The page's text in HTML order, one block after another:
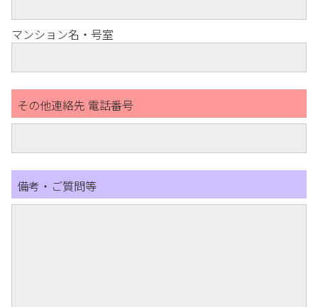
マンション名・号室
その他連絡先 電話番号
備考・ご質問等